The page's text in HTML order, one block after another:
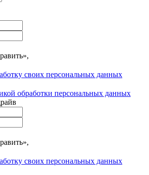
своих персональных данных
обработки персональных данных
своих персональных данных